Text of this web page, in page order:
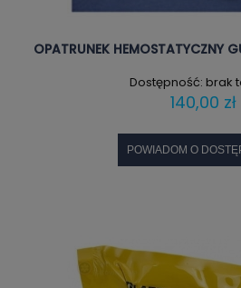
OPATRUNEK HEMOSTATYCZNY
Dostępność: brak
140,00 zł
POWIADOM O